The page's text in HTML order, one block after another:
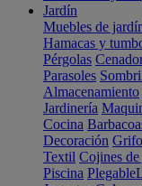
Jardín
Muebles de
Hamacas y
Pérgolas
Parasoles
Almacenamiento
Jardinería
Cocina
Decoración
Textil Cojines
Piscina Plegable